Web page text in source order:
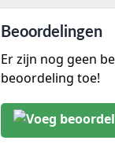
Beoordelingen
Er zijn nog geen
beoordeling toe!